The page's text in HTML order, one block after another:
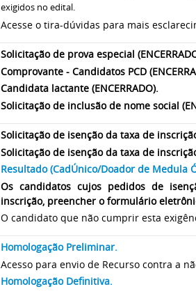
exigidos no edital.
Acesse o tira-dúvidas para mais
Solicitação de prova especial
Comprovante - Candidatos PCD
Candidata lactante (ENCERRADO).
Solicitação de inclusão de nome social
Solicitação de isenção da taxa de inscrição
Solicitação de isenção da taxa de inscrição
Resultado (CadÚnico/Doador de Medula
Os candidatos cujos pedidos de
inscrição, preencher o formulário
O candidato que não cumprir esta
Homologação Preliminar.
Acesso para envio de Recurso contra a
Homologação Definitiva.